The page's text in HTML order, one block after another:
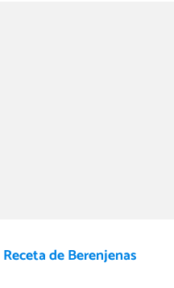
Receta de Berenjenas